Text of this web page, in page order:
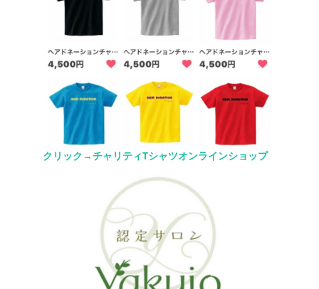
クリック→チャリティTシャツオンラインショップ